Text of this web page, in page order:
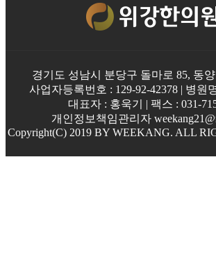
경기도 성남시 분당구 돌마로 85, 동
사업자등록번호 : 129-92-42378 | 병원
대표자 : 홍욱기 | 팩스 : 031-
개인정보책임관리자
Copyright(C) 2019 BY WEEKANG. ALL